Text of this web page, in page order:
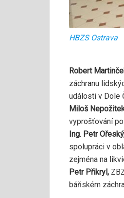
HBZS Ostrava
Robert
záchranu
události v Dole
Miloš
vyprošťování
Ing. Petr
spolupráci v
zejména na
Petr Přikryl,
báňském